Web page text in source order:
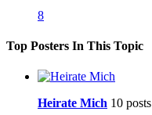
8
Top Posters In This Topic
Heirate Mich 10 posts